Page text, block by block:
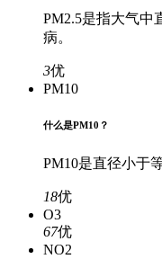
PM2.5是指大气中
病。
3优
PM10
什么是PM10？
PM10是直径小于
18优
O3
67优
NO2